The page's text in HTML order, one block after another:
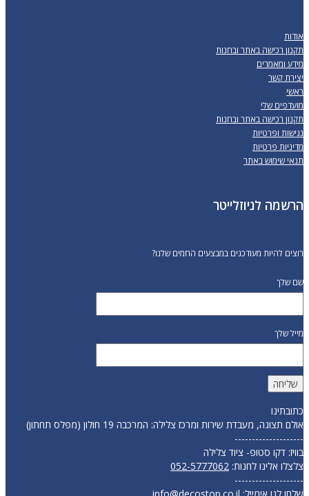
אודות
תקנון רכישה באתר ובחנות
מידע ומאמרים
יצירת קשר
ראשי
מועדפים שלי
תקנון רכישה באתר ובחנות
נגישות ופרטיות
מדיניות פרטיות
תנאי שימוש באתר
הרשמה לניוזלייטר
רוצים להיות מעודכנים במבצעים החמים שלנו?
שם שלך
מייל שלך
כתובתינו
אולם תצוגה, מעבדת שירות ומרכז צלילה: המרכבה 19 חולון (מפלס תחתון)
--------------------
בוויז: דקו סטופ- ציוד צלילה
צלצלו אלינו לחנות: 052-5777062
--------------------